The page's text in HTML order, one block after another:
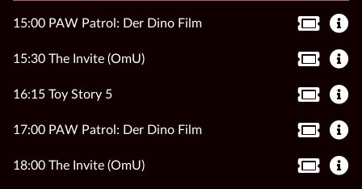
15:00 PAW Patrol: Der Dino Film
15:30 The Invite (OmU)
16:15 Toy Story 5
17:00 PAW Patrol: Der Dino Film
18:00 The Invite (OmU)